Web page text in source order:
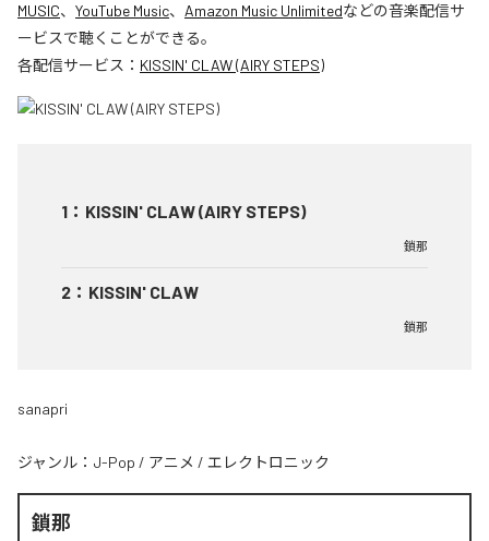
MUSIC、 YouTube Music、 Amazon Music Unlimitedなどの音楽配信サ
ービスで聴くことができる。
各配信サービス： KISSIN' CLAW (AIRY STEPS)
1 ： KISSIN' CLAW (AIRY STEPS)
鎖那
2 ： KISSIN' CLAW
鎖那
sanapri
ジャンル： J-Pop / アニメ / エレクトロニック
鎖那